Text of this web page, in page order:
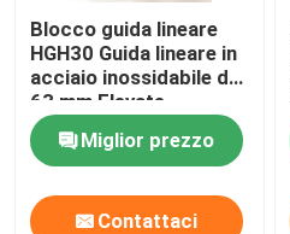
Blocco guida lineare
HGH30 Guida lineare in
acciaio inossidabile da
63 mm Elevate
prestazioni di corsa
Miglior prezzo
Contattaci